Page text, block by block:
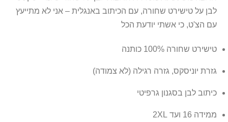
לבן על טישירט שחורה, עם הכיתוב באנגלית – אני לא מתייעץ
עם הצ'ט, כי אשתי יודעת הכל
טישירט שחורה 100% כותנה
גזרת יוניסקס, גזרה רגילה (לא צמודה)
כיתוב לבן בסגנון גרפיטי
ממידה 16 ועד 2XL